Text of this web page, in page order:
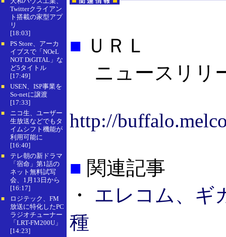
Twitterクライアン
ト搭載の家型アプ
リ
[18:03]
■
PS Store、アーカ
イブスで「NOeL
NOT DiGITAL」な
ど5タイトル
[17:49]
■
USEN、ISP事業を
So-netに譲渡
[17:33]
■
ニコ生、ユーザー
生放送などでもタ
イムシフト機能が
利用可能に
[16:40]
■
テレ朝の新ドラマ
「宿命」第1話の
ネット無料試写
会、1月13日から
[16:17]
■
ロジテック、FM
放送に特化したPC
ラジオチューナー
「LRT-FM200U」
[14:23]
■ ＵＲＬ
ニュースリリ
http://
■ 関連記事
・ エレコム、ギ
種